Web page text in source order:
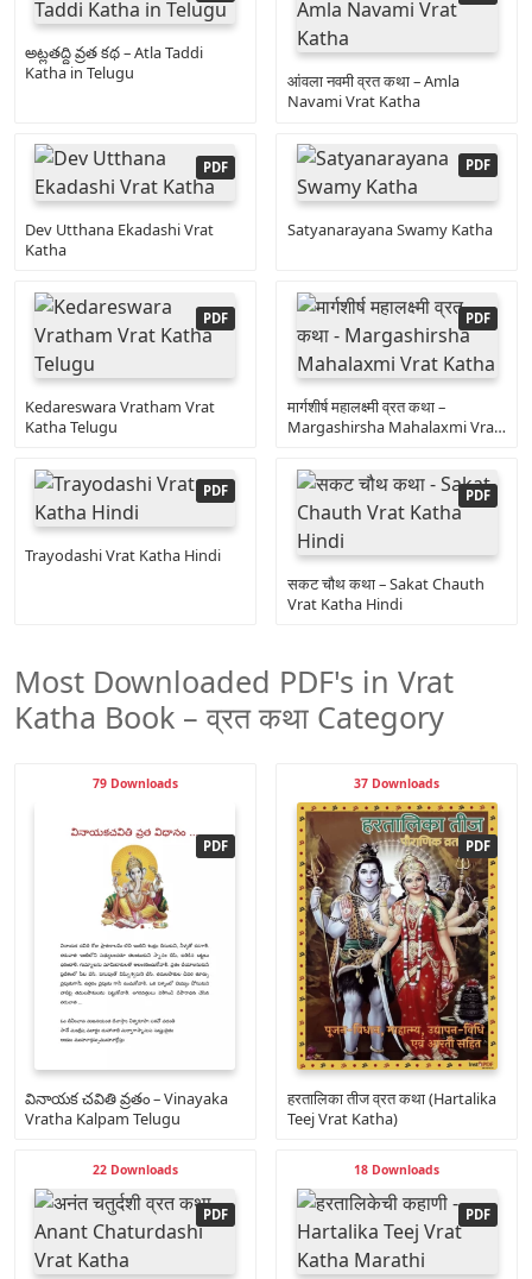
అట్లతద్ది వ్రత కథ – Atla Taddi
Katha in Telugu
आंवला नवमी व्रत कथा – Amla
Navami Vrat Katha
Dev Utthana Ekadashi Vrat
Katha
Satyanarayana Swamy Katha
Kedareswara Vratham Vrat
Katha Telugu
मार्गशीर्ष महालक्ष्मी व्रत कथा –
Margashirsha Mahalaxmi Vrat
Trayodashi Vrat Katha Hindi
सकट चौथ कथा – Sakat Chauth
Vrat Katha Hindi
Most Downloaded PDF's in Vrat
Katha Book – व्रत कथा Category
79 Downloads
వినాయక చవితి వ్రతం – Vinayaka
Vratha Kalpam Telugu
37 Downloads
हरतालिका तीज व्रत कथा (Hartalika
Teej Vrat Katha)
22 Downloads 18 Downloads